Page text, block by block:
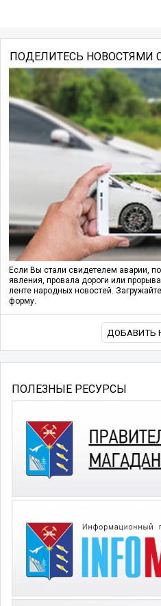
ПОДЕЛИТЕСЬ НОВОСТЯМИ
Если Вы стали свидетелем аварии,
явления, провала дороги или
ленте народных новостей.
форму.
ДОБАВИТЬ
ПОЛЕЗНЫЕ РЕСУРСЫ